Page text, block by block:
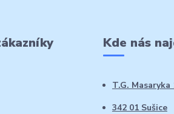
Kde nás
T.G. Masaryka
342 01 Sušice